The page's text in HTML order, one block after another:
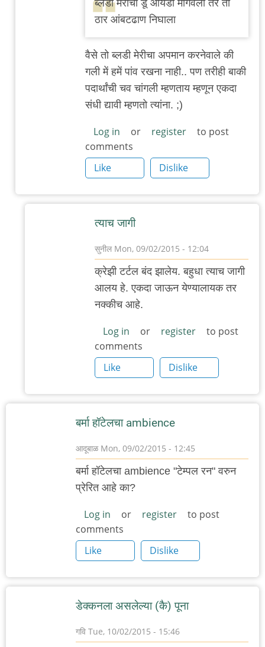
बँग्कॉक
स्ट्रीट
by
सुनील
ब्लडी मेरीचा डू आयडी मागवला तर तो
ठार आंबटढाण निघाला
वैसे तो ब्लडी मेरीचा अपमान करनेवाले की
गली में हमें पांव रखना नाही.. पण तरीही बाकी
पदार्थांची चव चांगली म्हणताय म्हणून एकदा
संधी द्यावी म्हणतो त्यांना. ;)
Log in or register
to post
comments
Like
Dislike
त्याच जागी
सुनील Mon, 09/02/2015 - 12:04
In
reply
आहे
हो
हे?
क्रेझी
by
क्रेझी टर्टल बंद झालेय. बहुधा त्याच जागी
आलय हे. एकदा जाऊन येण्यालायक तर
नक्कीच आहे.
Log in or register
to post
comments
Like
Dislike
बर्मा हॉटेलचा ambience
आदूबाळMon, 09/02/2015 - 12:45
बर्मा हॉटेलचा ambience "टेम्पल रन" वरुन
प्रेरित आहे का?
Log in or register
to post
comments
Like
Dislike
डेक्कनला असलेल्या (कै) पूना
गवि Tue, 10/02/2015 - 15:46